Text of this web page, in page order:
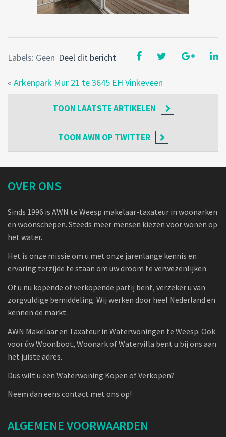
Deel dit bericht
Labels: Geen
« Arkenpark Mur 21 te 3645 EH Vinkeveen
TOON LAATSTE ARTIKELEN
TOONAWN OP TWITTER
OVER ONS
Sinds 1996 is AWN te Weesp makelaar-taxateur in woonarken
en woonschepen. Steeds meer mensen kiezen voor wonen op
het water.
Het is onze missie om u met onze jarenlange kennis en
ervaring terzijde te staan om uw droom te verwezenlijken.
Of u nu kopende of verkopende partij bent, verzeker u van
zorgvuldige bemiddeling. Wij werken door heel Nederland en
kennen de markt.
AWN Makelaar en Taxateur in Waterwoningen te Weesp. Ook
voor úw Woonboot, Woonark of Watervilla bent u bij ons aan
het juiste adres.
Dus wilt u een Waterwoning Kopen of Verkopen?
Neem dan eens contact met ons op!
ALGEMENE VOORWAARDEN